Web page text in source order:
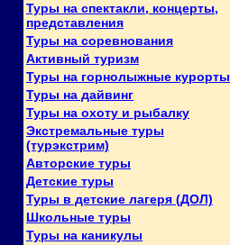
Туры на спектакли, концерты,
представления
Туры на соревнования
Активный туризм
Туры на горнолыжные курорты
Туры на дайвинг
Туры на охоту и рыбалку
Экстремальные туры
(турэкстрим)
Авторские туры
Детские туры
Туры в детские лагеря (ДОЛ)
Школьные туры
Туры на каникулы